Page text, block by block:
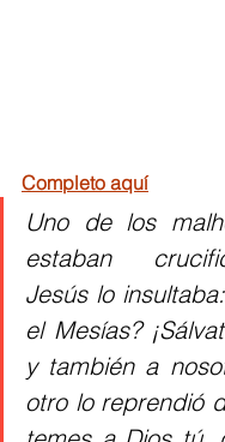
Completo aquí
Uno de los
estaban
Jesús lo
el Mesías?
y también a
otro lo reprendió